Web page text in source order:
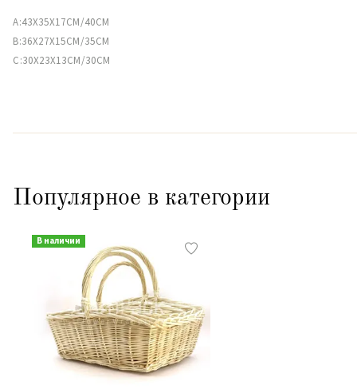
A:43X35X17CM/40CM
B:36X27X15CM/35CM
C:30X23X13CM/30CM
Популярное в категории
В наличии